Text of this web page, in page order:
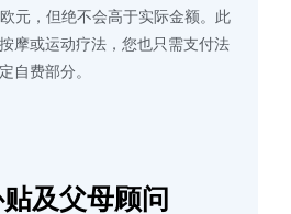
元，但绝不会高于实际金额。此
摩或运动疗法，您也只需支付法
定自费部分。
及父母顾问